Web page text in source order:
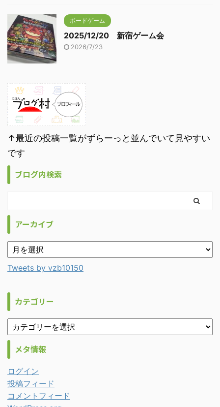
ボードゲーム
2025/12/20 新宿ゲーム会
2026/7/23
↑最近の投稿一覧がずらーっと並んでいて見やすい
です
ブログ内検索
アーカイブ
Tweets by vzb10150
カテゴリー
メタ情報
ログイン
投稿フィード
コメントフィード